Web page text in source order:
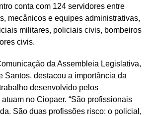
conta com 124 servidores entre
mecânicos e equipes administrativas,
militares, policiais civis, bombeiros
civis.
da Assembleia Legislativa,
Santos, destacou a importância da
desenvolvido pelos
no Ciopaer. “São profissionais
São duas profissões risco: o policial,